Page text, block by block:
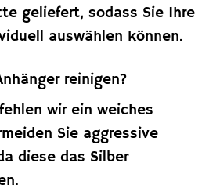
geliefert, sodass Sie Ihre
auswählen können.
reinigen?
wir ein weiches
Sie aggressive
diese das Silber